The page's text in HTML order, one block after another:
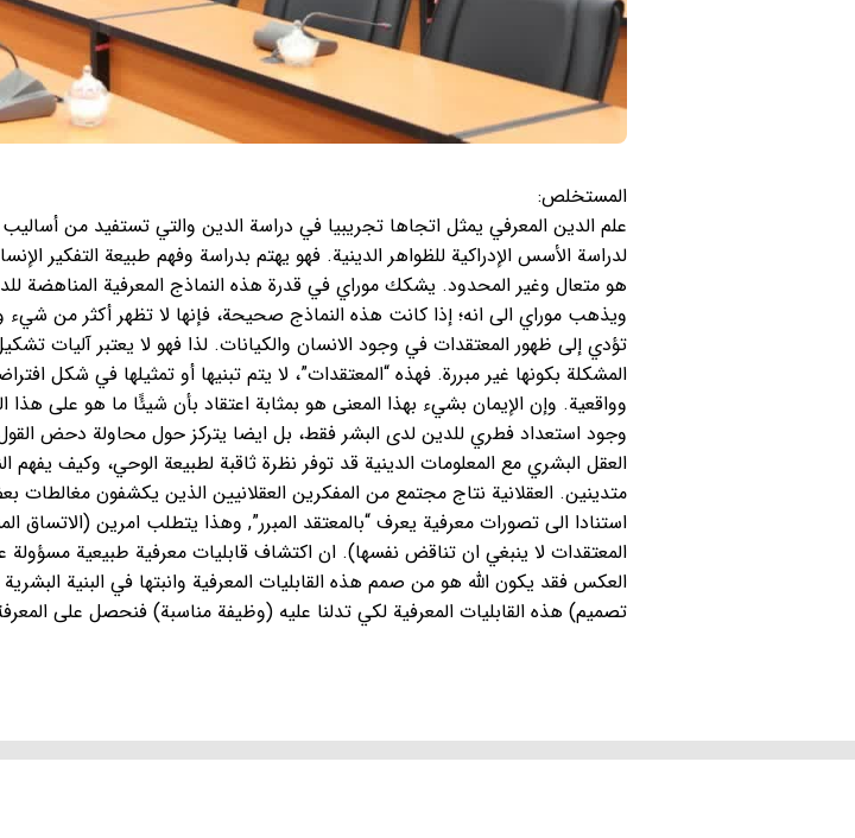
المستخلص:
علم الدين المعرفي يمثل اتجاها تجريبيا في دراسة الدين والتي تستفيد من أساليب
لدراسة الأسس الإدراكية للظواهر الدينية. فهو يهتم بدراسة وفهم طبيعة التفكير
هو متعال وغير المحدود. يشكك موراي في قدرة هذه النماذج المعرفية المناهضة
ويذهب موراي الى انه؛ إذا كانت هذه النماذج صحيحة، فإنها لا تظهر أكثر من
تؤدي إلى ظهور المعتقدات في وجود الانسان والكيانات. لذا فهو لا يعتبر آليات تشكيل
المشكلة بكونها غير مبررة. فهذه “المعتقدات”، لا يتم تبنيها أو تمثيلها في
وواقعية. وإن الإيمان بشيء بهذا المعنى هو بمثابة اعتقاد بأن شيئًا ما هو على
وجود استعداد فطري للدين لدى البشر فقط، بل ايضا يتركز حول محاولة دحض القول
العقل البشري مع المعلومات الدينية قد توفر نظرة ثاقبة لطبيعة الوحي، وكيف
متدينين. العقلانية نتاج مجتمع من المفكرين العقلانيين الذين يكشفون
استنادا الى تصورات معرفية يعرف “بالمعتقد المبرر”, وهذا يتطلب امرين
المعتقدات لا ينبغي ان تناقض نفسها). ان اكتشاف قابليات معرفية طبيعية
العكس فقد يكون الله هو من صمم هذه القابليات المعرفية وانبتها في البنية
تصميم) هذه القابليات المعرفية لكي تدلنا عليه (وظيفة مناسبة) فنحصل على